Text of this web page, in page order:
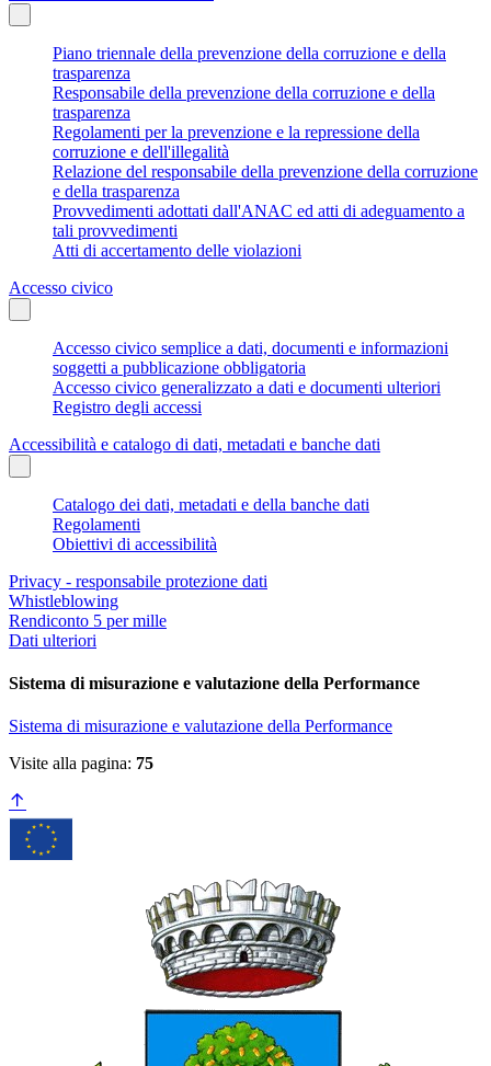
Piano triennale della prevenzione della corruzione e della
trasparenza
Responsabile della prevenzione della corruzione e della
trasparenza
Regolamenti per la prevenzione e la repressione della
corruzione e dell'illegalità
Relazione del responsabile della prevenzione della corruzione
e della trasparenza
Provvedimenti adottati dall'ANAC ed atti di adeguamento a
tali provvedimenti
Atti di accertamento delle violazioni
Accesso civico
Accesso civico semplice a dati, documenti e informazioni
soggetti a pubblicazione obbligatoria
Accesso civico generalizzato a dati e documenti ulteriori
Registro degli accessi
Accessibilità e catalogo di dati, metadati e banche dati
Catalogo dei dati, metadati e della banche dati
Regolamenti
Obiettivi di accessibilità
Privacy - responsabile protezione dati
Whistleblowing
Rendiconto 5 per mille
Dati ulteriori
Sistema di misurazione e valutazione della Performance
Sistema di misurazione e valutazione della Performance
Visite alla pagina: 75